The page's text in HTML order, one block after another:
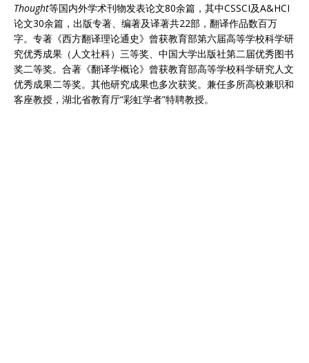
Thought等国内外学术刊物发表论文80余篇，其中CSSCI及A&HCI
论文30余篇，出版专著、编著及译著共22部，翻译作品数百万
字。专著《西方翻译理论通史》曾获教育部第六届高等学校科学研
究优秀成果（人文社科）三等奖、中国大学出版社第二届优秀图书
奖二等奖。合著《翻译学概论》曾获教育部高等学校科学研究人文
优秀成果二等奖。其他研究成果也多次获奖。兼任多所高校兼职和
客座教授，湖北省教育厅“彩虹学者”特聘教授。